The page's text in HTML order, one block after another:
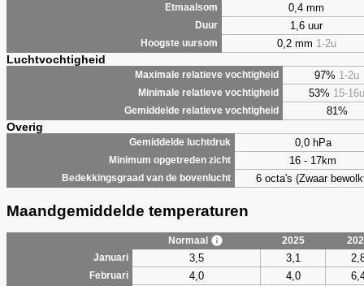
Etmaalsom 0,4 mm
Duur 1,6 uur
Hoogste uursom 0,2 mm 1-2u
Luchtvochtigheid
Maximale relatieve vochtigheid 97% 1-2u
Minimale relatieve vochtigheid 53% 15-16u
Gemiddelde relatieve vochtigheid 81%
Overig
Gemiddelde luchtdruk 0,0 hPa
Minimum opgetreden zicht 16 - 17km
Bedekkingsgraad van de bovenlucht 6 octa's (Zwaar
Maandgemiddelde temperaturen
Normaal 2025
Januari
3,5 3,1
Februari 4,0 4,0